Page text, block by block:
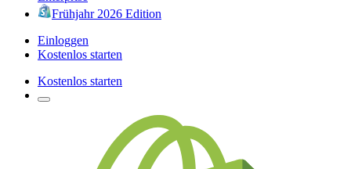
Frühjahr 2026 Edition
Einloggen
Kostenlos starten
Kostenlos starten